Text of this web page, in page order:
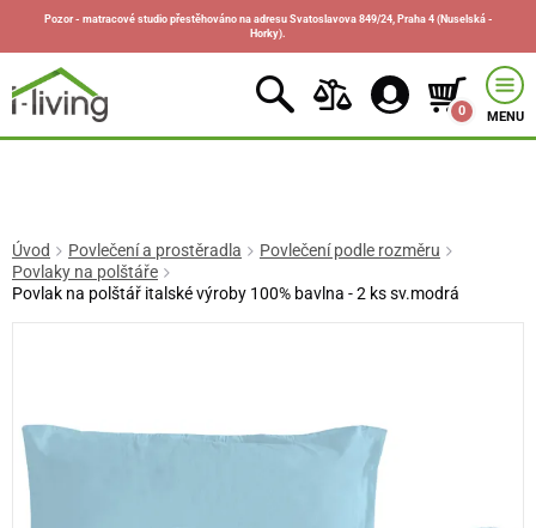
Pozor - matracové studio přestěhováno na adresu Svatoslavova 849/24, Praha 4 (Nuselská -
Horky).
0 MENU
Úvod Povlečení a prostěradla
Povlečení podle rozměru
Povlaky na polštáře
Povlak na polštář italské výroby 100% bavlna - 2 ks sv.modrá